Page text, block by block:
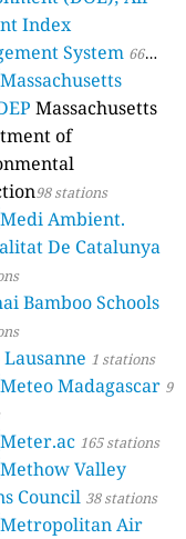
Index
System 66
Massachusetts
Massachusetts
of
98 stations
Medi Ambient.
De Catalunya
Bamboo Schools
1 stations
Meteo Madagascar 9
Meter.ac 165 stations
Methow Valley
Council 38 stations
Metropolitan Air